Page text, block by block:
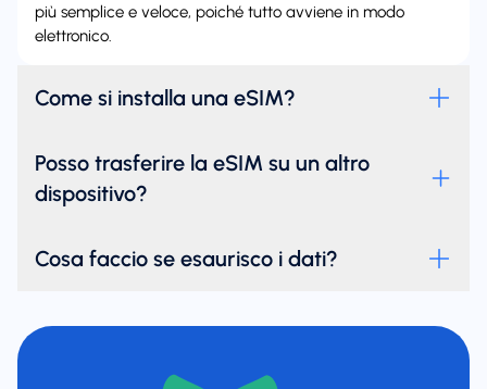
più semplice e veloce, poiché tutto avviene in modo
elettronico.
Come si installa una eSIM?
Posso trasferire la eSIM su un altro
dispositivo?
Cosa faccio se esaurisco i dati?